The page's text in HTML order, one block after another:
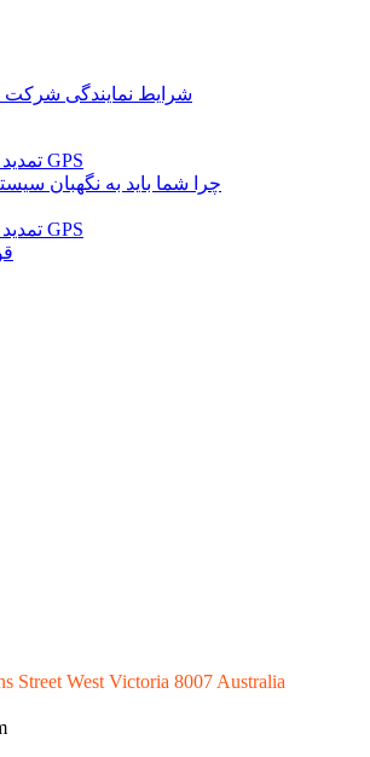
شرایط نمایندگی شرکت
تمدید اشتراک ردیاب GPS
چرا شما باید به نگهبان
تمدید اشتراک ردیاب GPS
Street West Victoria 8007 Australia